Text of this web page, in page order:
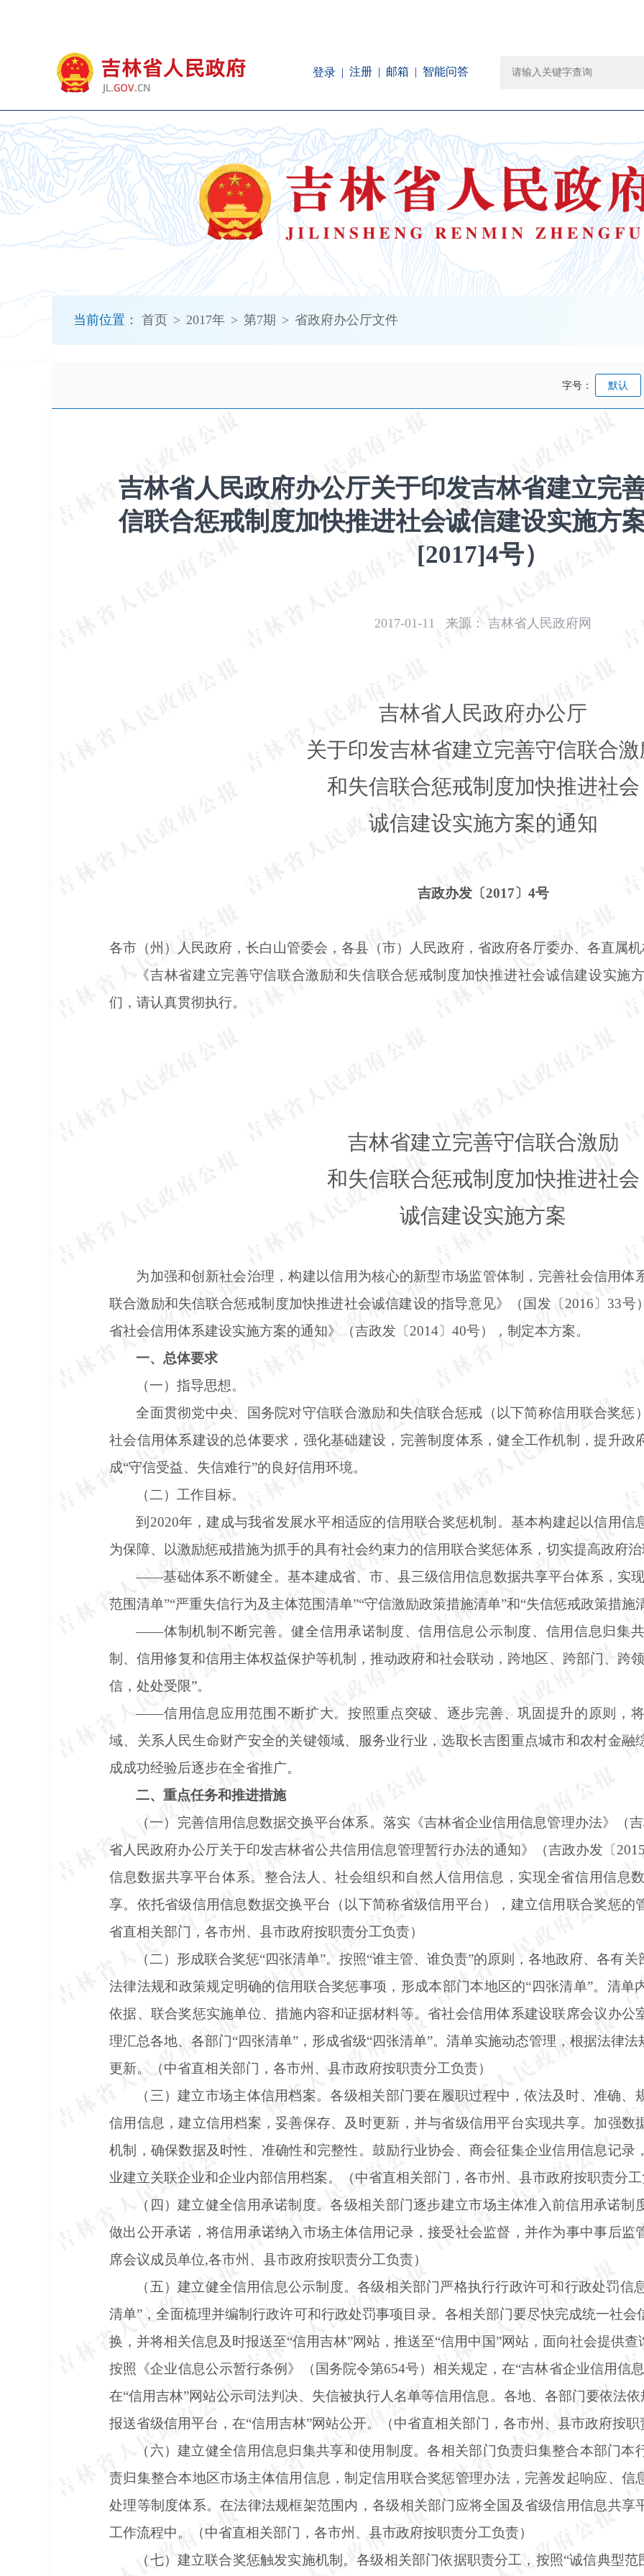
登录 注册 邮箱 智能问答
当前位置： 首页 > 2017年 > 第7期 > 省政府办公厅文件
字号： 默认
吉林省人民政府办公厅关于印发吉林省建立完
信联合惩戒制度加快推进社会诚信建设实施方
[2017]4号）
2017-01-11 来源： 吉林省人民政府网
吉林省人民政府办公厅
关于印发吉林省建立完善守信联合激
和失信联合惩戒制度加快推进社会
诚信建设实施方案的通知
吉政办发〔2017〕4号
各市（州）人民政府，长白山管委会，各县（市）人民政府，省政府各厅委办、各直属
《吉林省建立完善守信联合激励和失信联合惩戒制度加快推进社会诚信建设实施
们，请认真贯彻执行。
吉林省建立完善守信联合激励
和失信联合惩戒制度加快推进社会
诚信建设实施方案
为加强和创新社会治理，构建以信用为核心的新型市场监管体制，完善社会信用体
联合激励和失信联合惩戒制度加快推进社会诚信建设的指导意见》（国发〔2016〕33号
省社会信用体系建设实施方案的通知》（吉政发〔2014〕40号），制定本方案。
一、总体要求
（一）指导思想。
全面贯彻党中央、国务院对守信联合激励和失信联合惩戒（以下简称信用联合奖惩
社会信用体系建设的总体要求，强化基础建设，完善制度体系，健全工作机制，提升政
成“守信受益、失信难行”的良好信用环境。
（二）工作目标。
到 2020年，建成与我省发展水平相适应的信用联合奖惩机制。基本构建起以信用信
为保障、以激励惩戒措施为抓手的具有社会约束力的信用联合奖惩体系，切实提高政府
——基础体系不断健全。基本建成省、市、县三级信用信息数据共享平台体系，实
范围清单”“严重失信行为及主体范围清单”“守信激励政策措施清单”和“失信惩戒政策措施
——体制机制不断完善。健全信用承诺制度、信用信息公示制度、信用信息归集
制、信用修复和信用主体权益保护等机制，推动政府和社会联动，跨地区、跨部门、跨
信，处处受限”。
——信用信息应用范围不断扩大。按照重点突破、逐步完善、巩固提升的原则，
域、关系人民生命财产安全的关键领域、服务业行业，选取长吉图重点城市和农村金融
成成功经验后逐步在全省推广。
二、重点任务和推进措施
（一）完善信用信息数据交换平台体系。落实《吉林省企业信用信息管理办法》（
省人民政府办公厅关于印发吉林省公共信用信息管理暂行办法的通知》（吉政办发〔
信息数据共享平台体系。整合法人、社会组织和自然人信用信息，实现全省信用信息
享。依托省级信用信息数据交换平台（以下简称省级信用平台），建立信用联合奖惩的
省直相关部门，各市州、县市政府按职责分工负责）
（二）形成联合奖惩“四张清单”。按照“谁主管、谁负责”的原则，各地政府、各有
法律法规和政策规定明确的信用联合奖惩事项，形成本部门本地区的“四张清单”。清单
依据、联合奖惩实施单位、措施内容和证据材料等。省社会信用体系建设联席会议办公
理汇总各地、各部门“四张清单”，形成省级“四张清单”。清单实施动态管理，根据法律
更新。（中省直相关部门，各市州、县市政府按职责分工负责）
（三）建立市场主体信用档案。各级相关部门要在履职过程中，依法及时、准确
信用信息，建立信用档案，妥善保存、及时更新，并与省级信用平台实现共享。加强数
机制，确保数据及时性、准确性和完整性。鼓励行业协会、商会征集企业信用信息记录
业建立关联企业和企业内部信用档案。（中省直相关部门，各市州、县市政府按职责分
（四）建立健全信用承诺制度。各级相关部门逐步建立市场主体准入前信用承诺
做出公开承诺，将信用承诺纳入市场主体信用记录，接受社会监督，并作为事中事后监
席会议成员单位,各市州、县市政府按职责分工负责）
（五）建立健全信用信息公示制度。各级相关部门严格执行行政许可和行政处罚信
清单”，全面梳理并编制行政许可和行政处罚事项目录。各相关部门要尽快完成统一社
换，并将相关信息及时报送至“信用吉林”网站，推送至“信用中国”网站，面向社会提供
按照《企业信息公示暂行条例》（国务院令第654号）相关规定，在“吉林省企业信用信
在“信用吉林”网站公示司法判决、失信被执行人名单等信用信息。各地、各部门要依法
报送省级信用平台，在“信用吉林”网站公开。（中省直相关部门，各市州、县市政府按
（六）建立健全信用信息归集共享和使用制度。各相关部门负责归集整合本部门
责归集整合本地区市场主体信用信息，制定信用联合奖惩管理办法，完善发起响应、信
处理等制度体系。在法律法规框架范围内，各级相关部门应将全国及省级信用信息共享
工作流程中。（中省直相关部门，各市州、县市政府按职责分工负责）
（七）建立联合奖惩触发实施机制。各级相关部门依据职责分工，按照“诚信典型范
障
碍
说
明
页
面,
按
加